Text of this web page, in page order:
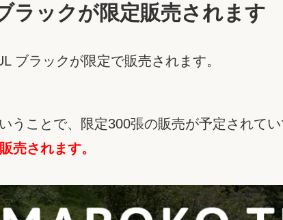
ラックが限定販売されます
ブラックが限定で販売されます。
うことで、限定300張の販売が予定されて
売されます。